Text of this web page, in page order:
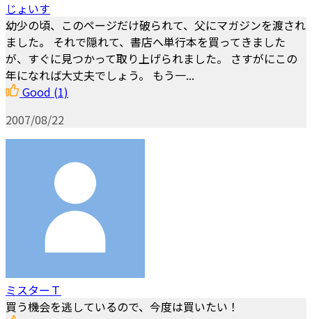
じょいす
幼少の頃、このページだけ破られて、父にマガジンを渡され
ました。 それで隠れて、書店へ単行本を買ってきました
が、すぐに見つかって取り上げられました。 さすがにこの
年になれば大丈夫でしょう。 もう一...
Good (1)
2007/08/22
ミスターＴ
買う機会を逃しているので、今度は買いたい！